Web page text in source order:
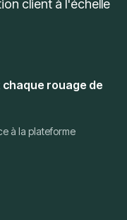
client à l'échelle
rouage de
à la plateforme